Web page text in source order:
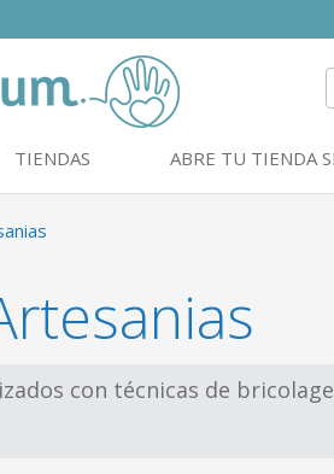
TIENDAS ABRE TU TIENDA
con técnicas de